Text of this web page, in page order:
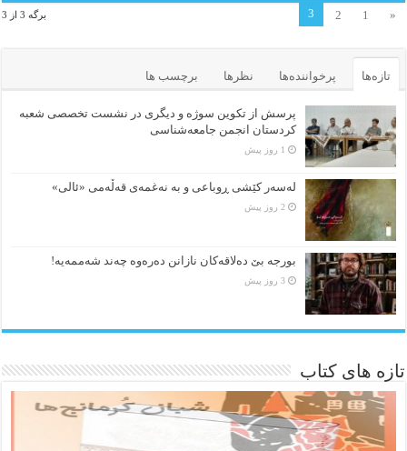
برگه 3 از 3 «
1
2
3
تازه‌ها پرخواننده‌ها نظرها برچسب ها
پرسش از تکوین سوژه و دیگری در نشست تخصصی شعبه
کردستان انجمن جامعه‌شناسی
1 روز پیش
لەسەر کێشی ڕوباعی و به نەغمەی قەڵەمی «ئالی»
2 روز پیش
بورجە بێ دەلاقەکان نازانن دەرەوە چەند شەممەیە!
3 روز پیش
تازه های کتاب